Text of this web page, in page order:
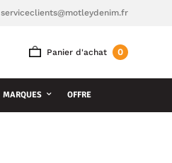
serviceclients@motleydenim.fr
Panier d'achat 0
MARQUES OFFRE